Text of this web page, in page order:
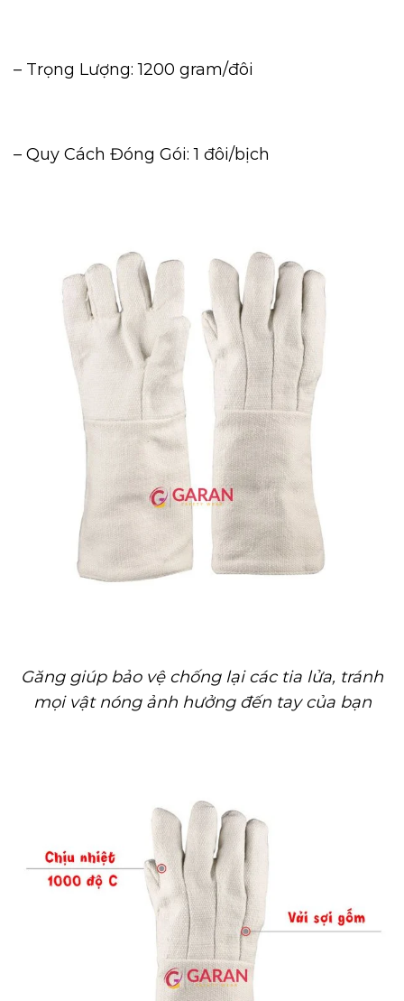
– Trọng Lượng: 1200 gram/đôi
– Quy Cách Đóng Gói: 1 đôi/bịch
Găng giúp bảo vệ chống lại các tia lửa, tránh
mọi vật nóng ảnh hưởng đến tay của bạn